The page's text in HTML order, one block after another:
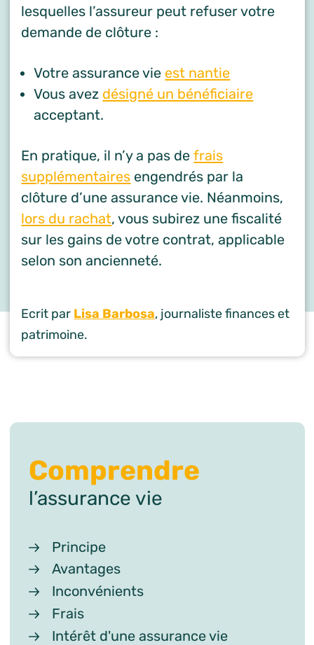
lesquelles l’assureur peut refuser votre
demande de clôture :
Votre assurance vie est nantie
Vous avez désigné un bénéficiaire
acceptant.
En pratique, il n’y a pas defrais
supplémentaires engendrés par la
clôture d’une assurance vie. Néanmoins,
lors du rachat, vous subirez une fiscalité
sur les gains de votre contrat, applicable
selon son ancienneté.
Ecrit par Lisa Barbosa, journaliste finances et
patrimoine.
Comprendre
l’assurance vie
Principe
Avantages
Inconvénients
Frais
Intérêt d'une assurance vie